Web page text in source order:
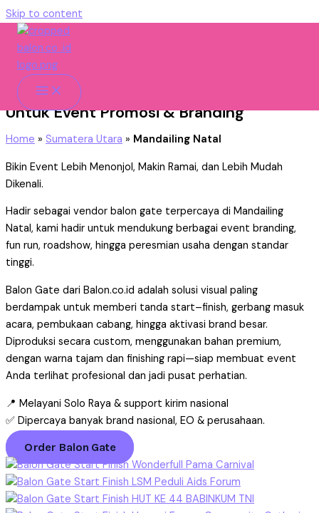
Skip to content
Mandailing Natal
Vendor Balon Gate Mandailing Natal
Untuk Event Promosi & Branding
Home » Sumatera Utara » Mandailing Natal
Bikin Event Lebih Menonjol, Makin Ramai, dan Lebih Mudah
Dikenali.
Hadir sebagai vendor balon gate terpercaya di Mandailing
Natal, kami hadir untuk mendukung berbagai event branding,
fun run, roadshow, hingga peresmian usaha dengan standar
tinggi.
Balon Gate dari Balon.co.id adalah solusi visual paling
berdampak untuk memberi tanda start–finish, gerbang masuk
acara, pembukaan cabang, hingga aktivasi brand besar.
Diproduksi secara custom, menggunakan bahan premium,
dengan warna tajam dan finishing rapi—siap membuat event
Anda terlihat profesional dan jadi pusat perhatian.
📍 Melayani Solo Raya & support kirim nasional
✅ Dipercaya banyak brand nasional, EO & perusahaan.
Order Balon Gate